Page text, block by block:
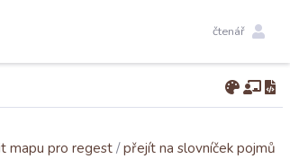
čtenář
mapu pro regest/přejít na slovníček pojmů